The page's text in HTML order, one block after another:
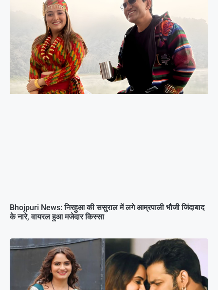
Bhojpuri News: निरहुआ की ससुराल में लगे आम्रपाली भौजी जिंदाबाद
के नारे, वायरल हुआ मजेदार किस्सा